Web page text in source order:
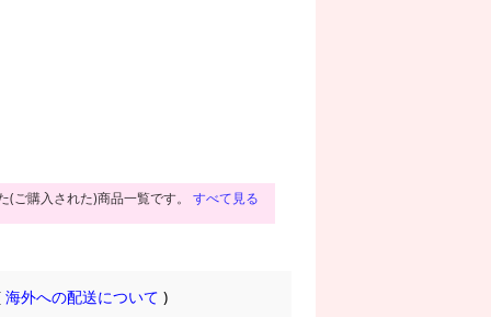
(ご購入された)商品一覧です。 すべて見る
海外への配送について )